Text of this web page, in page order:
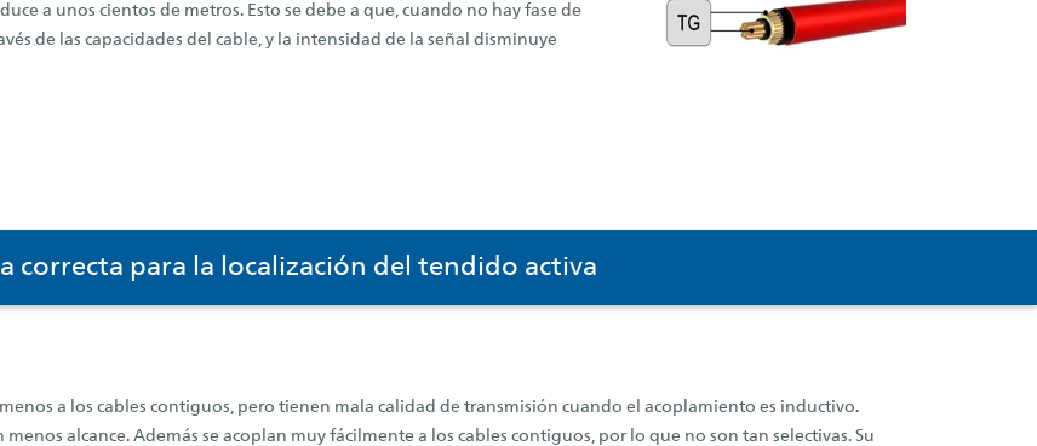
a unos cientos de metros. Esto se debe a que, cuando no hay fase de
de las capacidades del cable, y la intensidad de la señal disminuye
correcta para la localización del tendido activa
menos a los cables contiguos, pero tienen mala calidad de transmisión cuando el acoplamiento es inductivo.
menos alcance. Además se acoplan muy fácilmente a los cables contiguos, por lo que no son tan selectivas. Su